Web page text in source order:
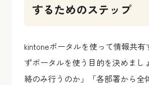
するためのステップ
kintoneポータルを使って情報共有
ずポータルを使う目的を決めまし
絡のみ行うのか」「各部署から全